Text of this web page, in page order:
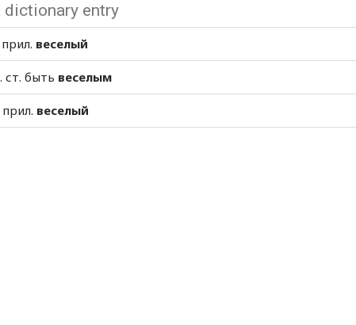
dictionary entry
прил. веселый
ст. быть веселым
прил. веселый